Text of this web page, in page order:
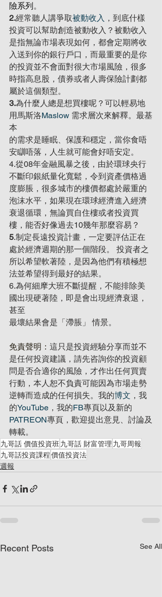
險系列。
2.經常聽人講爭取被動收入 ，到底什樣
投資可以幫助創造被動收入？被動收入
是指無論市場表現如何，都會定期將收
入送到你的銀行戶口，而最重要的是你
的投資並不會面對很大市場風險，很多
時指高息股，債券或者人壽保險計劃都
屬於這個類型。
3.為什麼人總是想買樓呢？可以輕易地
用馬斯洛Maslow 需求層次來解釋。最基
本
的需求是睡眠、保護和穩定，當你食唔
安瞓唔落，人生就可能會好唔安定。
4.從08年金融風暴之後，由於環球央行
不斷印銀紙量化寬鬆，令到資產價格過
度膨脹，很多城市的樓價都處於嚴重的
泡沫水平 ，如果現在環球經濟進入經濟
衰退循環，無論買自住樓或者投資買
樓，能否好像過去10幾年那麼容易？
5.制定長遠投資計畫，一定要評估正在
處於經濟週期的那一個階段。 投資者之
所以希望軟著陸，是因為他們有積極想
法並希望得到最好的結果。
6.為何細摩大班不斷提醒，不能排除美
國出現硬著陸，即是會出現經濟衰退，
甚至
最壞結果會是「滯脹」 情景。
免責聲明： 這只是投資經驗分享而並不
是任何投資建議，請先咨詢你的投資顧
問是否合適你的風險，才作出任何買賣
行動，本人恕不負責可能因為市場走勢
逆轉而造成的任何損失。我的博文 ，我
的YouTube ，我的FB專頁以及新的
PATREON專頁，歡迎提出意見、討論及
轉載。
九哥話 價值投資班 九哥話 財富管理 九哥周報
九哥話投資課程價值投資法
週報
Recent Posts See All